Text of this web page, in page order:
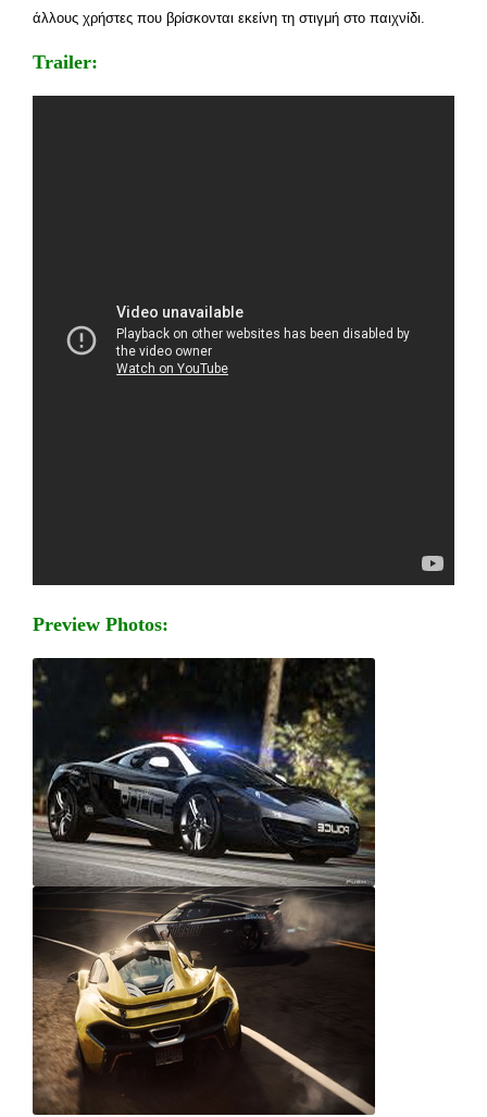
άλλους χρήστες που βρίσκονται εκείνη τη στιγμή στο παιχνίδι.
Trailer:
Preview Photos: